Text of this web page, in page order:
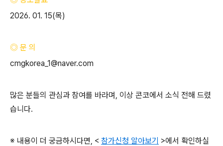
2026. 01. 15(목)
◎ 문 의
cmgkorea_1@naver.com
많은 분들의 관심과 참여를 바라며, 이상 콘코에서 소식 전해 드렸
습니다.
※ 내용이 더 궁금하시다면, < 참가신청 알아보기 >에서 확인하실